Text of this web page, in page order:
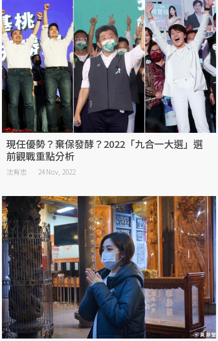
現任優勢？棄保發酵？2022「九合一大選」選
前觀戰重點分析
沈有忠 24 Nov, 2022